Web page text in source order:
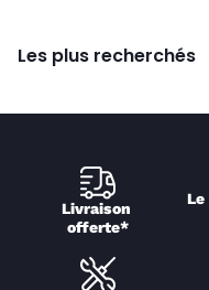
Les plus recherchés
Livraison
offerte*